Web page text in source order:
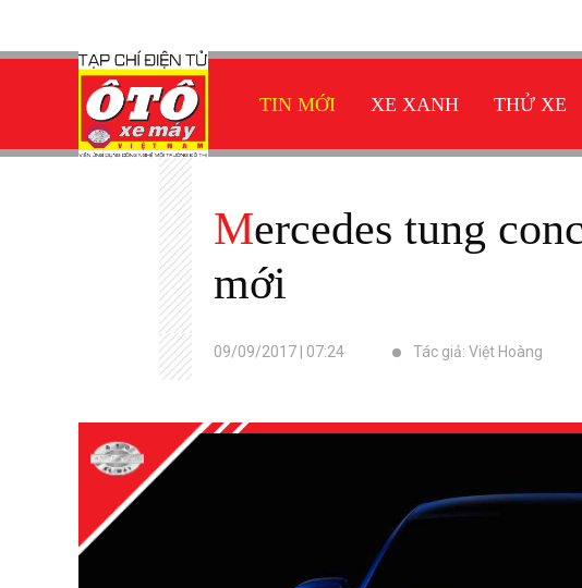
TIN MỚI XE XANH THỬ XE
Mercedes tung concept mẫu hatchback chạy điện hoàn toàn
mới
09/09/2017 | 07:24 Tác giả: Việt Hoàng